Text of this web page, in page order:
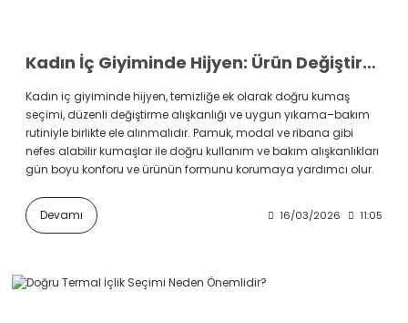
Kadın İç Giyiminde Hijyen: Ürün Değiştirme Sıklığı ve Bakım
Kadın iç giyiminde hijyen, temizliğe ek olarak doğru kumaş
seçimi, düzenli değiştirme alışkanlığı ve uygun yıkama–bakım
rutiniyle birlikte ele alınmalıdır. Pamuk, modal ve ribana gibi
nefes alabilir kumaşlar ile doğru kullanım ve bakım alışkanlıkları
gün boyu konforu ve ürünün formunu korumaya yardımcı olur.
Devamı 16/03/2026 11:05